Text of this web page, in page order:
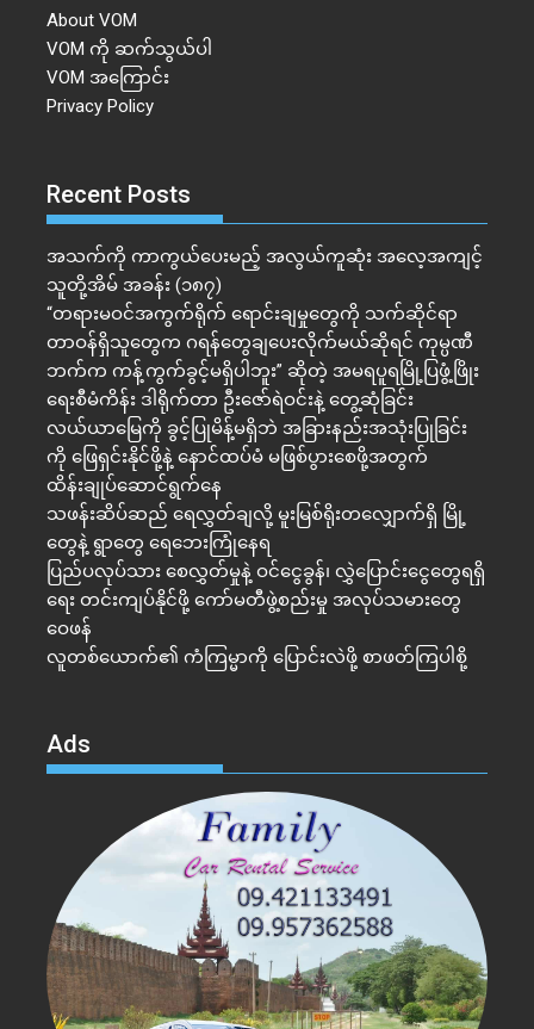
About VOM
VOM ကို ဆက်သွယ်ပါ
VOM အကြောင်း
Privacy Policy
Recent Posts
အသက်ကို ကာကွယ်ပေးမည့် အလွယ်ကူဆုံး အလေ့အကျင့်
သူတို့အိမ် အခန်း (၁၈၇)
“တရားမဝင်အကွက်ရိုက် ရောင်းချမှုတွေကို သက်ဆိုင်ရာ
တာဝန်ရှိသူတွေက ဂရန်တွေချပေးလိုက်မယ်ဆိုရင် ကုမ္ပဏီ
ဘက်က ကန့်ကွက်ခွင့်မရှိပါဘူး” ဆိုတဲ့ အမရပူရမြို့ပြဖွံ့ဖြိုး
ရေးစီမံကိန်း ဒါရိုက်တာ ဦးဇော်ရဲဝင်းနဲ့ တွေ့ဆုံခြင်း
လယ်ယာမြေကို ခွင့်ပြုမိန့်မရှိဘဲ အခြားနည်းအသုံးပြုခြင်း
ကို ဖြေရှင်းနိုင်ဖို့နဲ့ နောင်ထပ်မံ မဖြစ်ပွားစေဖို့အတွက်
ထိန်းချုပ်ဆောင်ရွက်နေ
သဖန်းဆိပ်ဆည် ရေလွှတ်ချလို့ မူးမြစ်ရိုးတလျှောက်ရှိ မြို့
တွေနဲ့ ရွာတွေ ရေဘေးကြုံနေရ
ပြည်ပလုပ်သား စေလွှတ်မှုနဲ့ ဝင်ငွေခွန်၊ လွှဲပြောင်းငွေတွေရရှိ
ရေး တင်းကျပ်နိုင်ဖို့ ကော်မတီဖွဲ့စည်းမှု အလုပ်သမားတွေ
ဝေဖန်
လူတစ်ယောက်၏ ကံကြမ္မာကို ပြောင်းလဲဖို့ စာဖတ်ကြပါစို့
Ads